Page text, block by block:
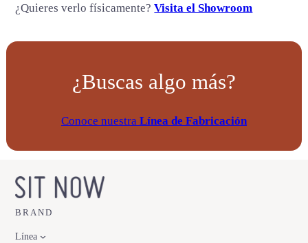
d
¿Quieres verlo físicamente?Visita el Showroom
¿Buscas algo más?
Conoce nuestra Línea de Fabricación
BRAND
Línea